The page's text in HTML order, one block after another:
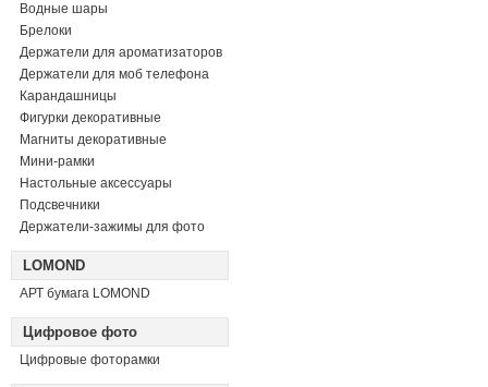
Водные шары
Брелоки
Держатели для ароматизаторов
Держатели для моб телефона
Карандашницы
Фигурки декоративные
Магниты декоративные
Мини-рамки
Настольные аксессуары
Подсвечники
Держатели-зажимы для фото
LOMOND
АРТ бумага LOMOND
Цифровое фото
Цифровые фоторамки